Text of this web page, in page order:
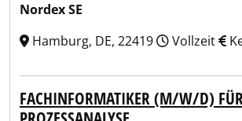
Nordex SE
Hamburg, DE, 22419
Vollzeit
FACHINFORMATIKER (M/W/D)